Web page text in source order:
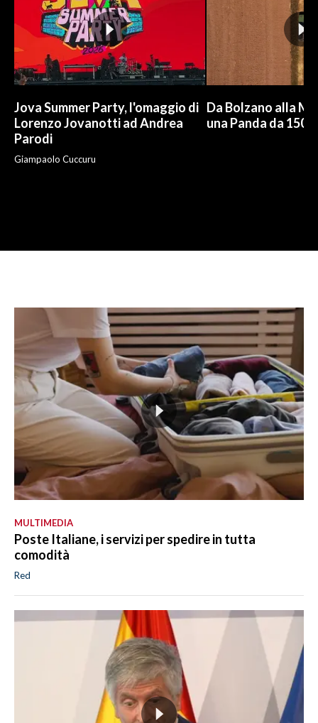
Jova Summer Party, l'omaggio di
Lorenzo Jovanotti ad Andrea
Parodi
Giampaolo Cuccuru
Da Bolzano alla
una Panda da 150
MULTIMEDIA
Poste Italiane, i servizi per spedire in tutta
comodità
Red